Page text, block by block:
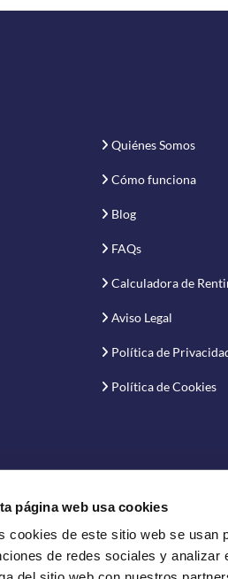
página web usa cookies
cookies de este sitio web se usan
de redes sociales y analizar
Quiénes Somos
Cómo funciona
Blog
FAQs
Calculadora de
Aviso Legal
Política de
Política de Cookies
Nacional de Innovación S.A.